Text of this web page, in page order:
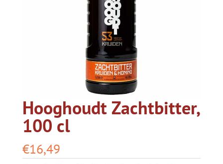
Hooghoudt Zachtbitter,
100 cl
€16,49